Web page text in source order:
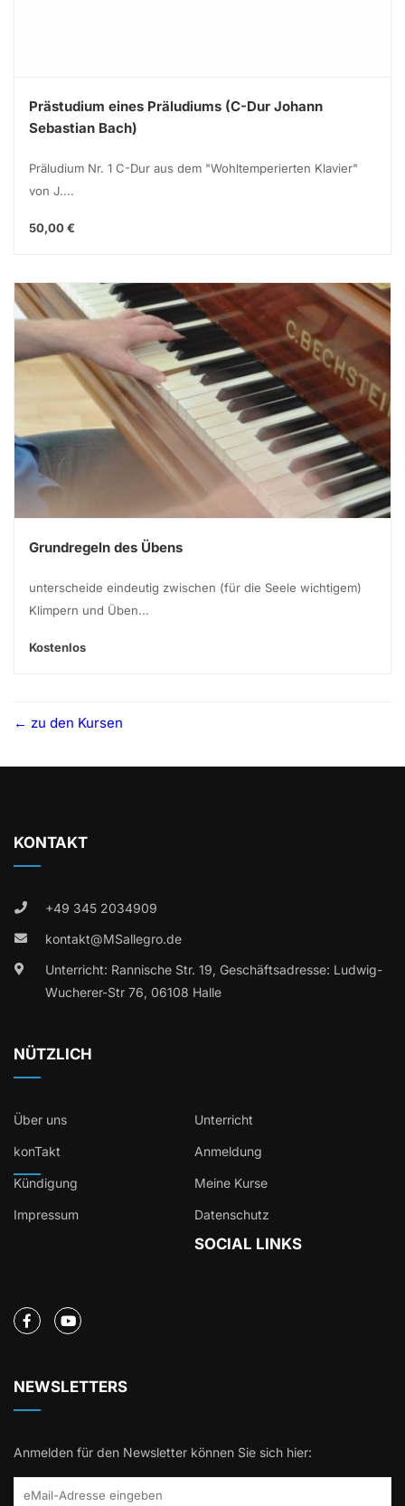
Prästudium eines Präludiums (C-Dur Johann
Sebastian Bach)
Präludium Nr. 1 C-Dur aus dem "Wohltemperierten Klavier"
von J....
50,00 €
Grundregeln des Übens
unterscheide eindeutig zwischen (für die Seele wichtigem)
Klimpern und Üben...
Kostenlos
zu den Kursen
KONTAKT
+49 345 2034909
kontakt@MSallegro.de
Unterricht: Rannische Str. 19, Geschäftsadresse: Ludwig-
Wucherer-Str 76, 06108 Halle
NÜTZLICH
Über uns Unterricht
konTakt Anmeldung
Kündigung Meine Kurse
Impressum Datenschutz
SOCIAL LINKS
NEWSLETTERS
Anmelden für den Newsletter können Sie sich hier: